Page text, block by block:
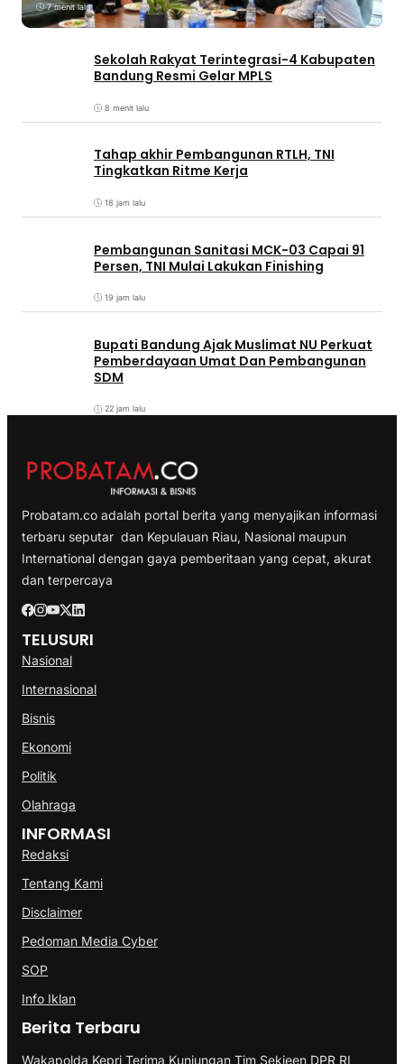
7 menit lalu
Sekolah Rakyat Terintegrasi-4 Kabupaten
Bandung Resmi Gelar MPLS
8 menit lalu
Tahap akhir Pembangunan RTLH, TNI
Tingkatkan Ritme Kerja
18 jam lalu
Pembangunan Sanitasi MCK-03 Capai 91
Persen, TNI Mulai Lakukan Finishing
19 jam lalu
Bupati Bandung Ajak Muslimat NU Perkuat
Pemberdayaan Umat Dan Pembangunan
SDM
22 jam lalu
Probatam.co adalah portal berita yang menyajikan informasi
terbaru seputar dan Kepulauan Riau, Nasional maupun
International dengan gaya pemberitaan yang cepat, akurat
dan terpercaya
TELUSURI
Nasional
Internasional
Bisnis
Ekonomi
Politik
Olahraga
INFORMASI
Redaksi
Tentang Kami
Disclaimer
Pedoman Media Cyber
SOP
Info Iklan
Berita Terbaru
Wakapolda Kepri Terima Kunjungan Tim Sekjeen DPR RI